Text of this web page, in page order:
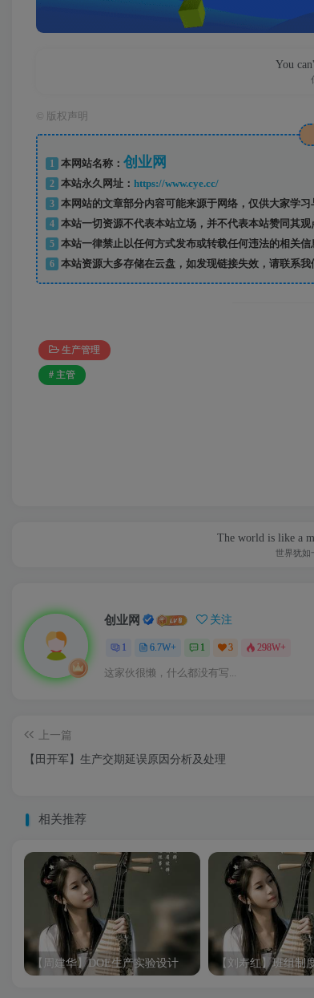
You
版权声明
1 本网站名称： 创业网
2 本站永久网址： https://www.cye.cc/
3
本网站的文章部分内容可能来源于网络，仅供大家学
4
本站一切资源不代表本站立场，并不代表本站赞同其观
5
本站一律禁止以任何方式发布或转载任何违法的相关
6
本站资源大多存储在云盘，如发现链接失效，请联系我
生产管理
# 主管
The world is like a
世界犹
创业网 关注
1 6.7W+ 1 3 298W+
这家伙很懒，什么都没有写...
上一篇
【田开军】生产交期延误原因分析及处理
相关推荐
【周建华】DOE生产实验设计